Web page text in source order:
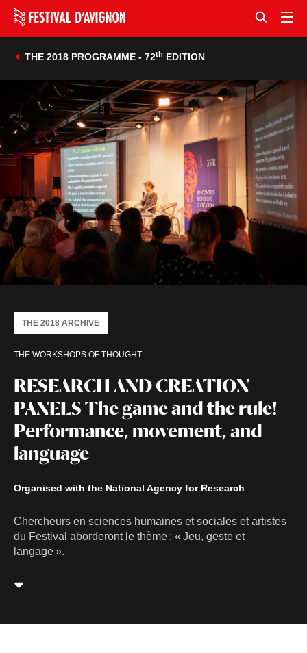
THE 2018 PROGRAMME - 72th EDITION
RESEARCH AND CREATION
PANELS The game and the rule!
Performance, movement, and
language
THE WORKSHOPS OF THOUGHT
THE 2018 ARCHIVE
Organised with the National Agency for Research
Chercheurs en sciences humaines et sociales et artistes
du Festival aborderont le thème : « Jeu, geste et
langage ».